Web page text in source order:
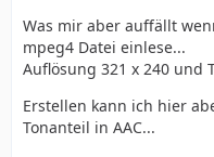
Was mir aber auffällt
mpeg4 Datei einlese...
Auflösung 321 x 240 und
Erstellen kann ich hier
Tonanteil in AAC...